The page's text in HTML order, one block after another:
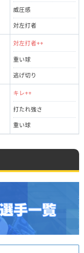
威圧感
対左打者
対左打者++
重い球
逃げ切り
キレ++
打たれ強さ
重い球